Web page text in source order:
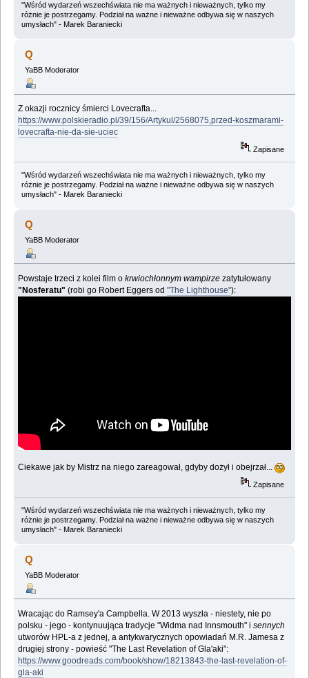
"Wśród wydarzeń wszechświata nie ma ważnych i nieważnych, tylko my
różnie je postrzegamy. Podział na ważne i nieważne odbywa się w naszych
umysłach" - Marek Baraniecki
Q
YaBB Moderator
Z okazji rocznicy śmierci Lovecrafta...
https://www.polskieradio.pl/39/156/Artykul/2568075,przed-koszmarami-
lovecrafta-nie-da-sie-uciec
Zapisane
"Wśród wydarzeń wszechświata nie ma ważnych i nieważnych, tylko my
różnie je postrzegamy. Podział na ważne i nieważne odbywa się w naszych
umysłach" - Marek Baraniecki
Q
YaBB Moderator
Powstaje trzeci z kolei film okrwiochłonnym wampirze zatytułowany
"Nosferatu" (robi go Robert Eggers od"The Lighthouse"):
Ciekawe jak by Mistrz na niego zareagował, gdyby dożył i obejrzał...
Zapisane
"Wśród wydarzeń wszechświata nie ma ważnych i nieważnych, tylko my
różnie je postrzegamy. Podział na ważne i nieważne odbywa się w naszych
umysłach" - Marek Baraniecki
Q
YaBB Moderator
Wracając do Ramsey'a Campbella. W 2013 wyszła - niestety, nie po
polsku - jego - kontynuująca tradycje "Widma nad Innsmouth" isennych
utworów HPL-a z jednej, a antykwarycznych opowiadań M.R. Jamesa z
drugiej strony - powieść "The Last Revelation of Gla'aki":
https://www.goodreads.com/book/show/18213843-the-last-revelation-of-
gla-aki